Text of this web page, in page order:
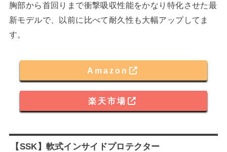
胸部から首回りまで衝撃吸収性能をかなり特化させた最
新モデルで、以前に比べて耐久性も大幅アップしてま
す。
Amazon
楽天市場
【SSK】軟式インサイドプロテクター